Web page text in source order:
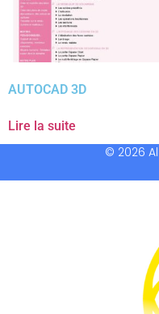
AUTOCAD 3D
Lire la suite
© 2026